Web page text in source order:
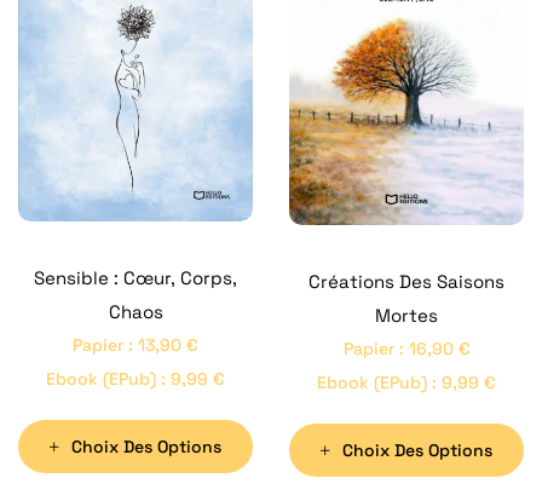
Sensible : Cœur, Corps,
Chaos
Papier : 13,90 €
Ebook (ePub) : 9,99 €
Choix Des Options
Créations Des Saisons
Mortes
Papier: 16,90 €
Ebook (ePub) : 9,99 €
Choix Des Options